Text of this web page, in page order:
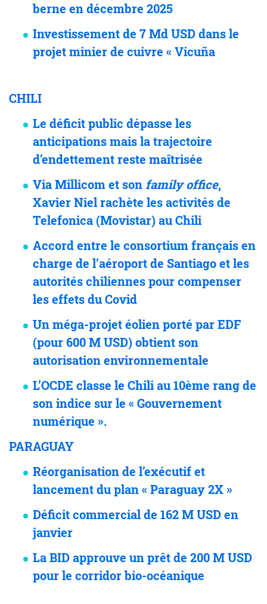
berne en décembre 2025
Investissement de 7 Md USD dans le
projet minier de cuivre « Vicuña
CHILI
Le déficit public dépasse les
anticipations mais la trajectoire
d’endettement reste maîtrisée
Via Millicom et son family office,
Xavier Niel rachète les activités de
Telefonica (Movistar) au Chili
Accord entre le consortium français en
charge de l’aéroport de Santiago et les
autorités chiliennes pour compenser
les effets du Covid
Un méga-projet éolien porté par EDF
(pour 600 M USD) obtient son
autorisation environnementale
L’OCDE classe le Chili au 10ème rang de
son indice sur le « Gouvernement
numérique ».
PARAGUAY
Réorganisation de l’exécutif et
lancement du plan « Paraguay 2X »
Déficit commercial de 162 M USD en
janvier
La BID approuve un prêt de 200 M USD
pour le corridor bio-océanique